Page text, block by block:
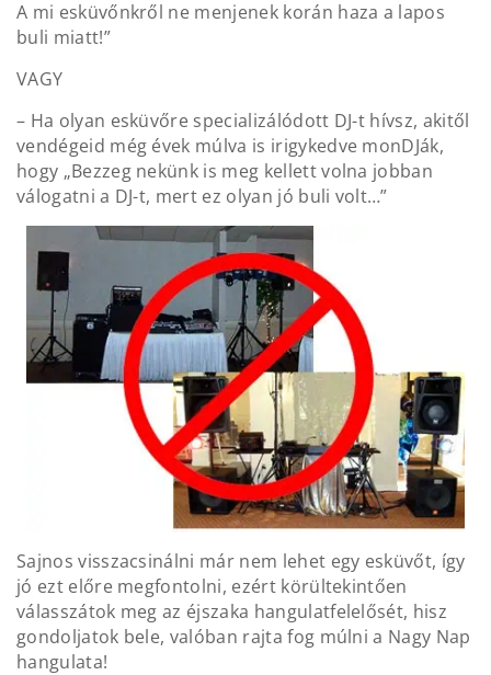
A mi esküvőnkről ne menjenek korán haza a lapos
buli miatt!”
VAGY
– Ha olyan esküvőre specializálódott DJ-t hívsz, akitől
vendégeid még évek múlva is irigykedve monDJák,
hogy „Bezzeg nekünk is meg kellett volna jobban
válogatni a DJ-t, mert ez olyan jó buli volt…”
Sajnos visszacsinálni már nem lehet egy esküvőt, így
jó ezt előre megfontolni, ezért körültekintően
válasszátok meg az éjszaka hangulatfelelősét, hisz
gondoljatok bele, valóban rajta fog múlni a Nagy Nap
hangulata!